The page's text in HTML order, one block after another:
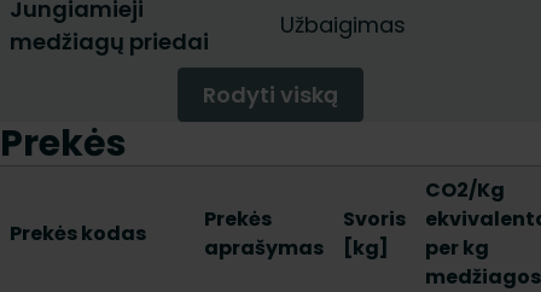
Jungiamieji
medžiagų priedai
Užbaigimas
Rodyti viską
Prekės
Prekės kodas
Prekės
aprašymas
Svoris
[kg]
CO2/Kg
per kg
medžiagos